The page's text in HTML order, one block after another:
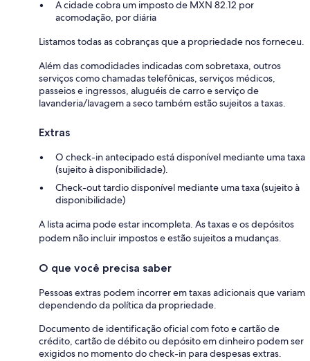
A cidade cobra um imposto de MXN 82.12 por
acomodação, por diária
Listamos todas as cobranças que a propriedade nos forneceu.
Além das comodidades indicadas com sobretaxa, outros
serviços como chamadas telefônicas, serviços médicos,
passeios e ingressos, aluguéis de carro e serviço de
lavanderia/lavagem a seco também estão sujeitos a taxas.
Extras
O check-in antecipado está disponível mediante uma taxa
(sujeito à disponibilidade).
Check-out tardio disponível mediante uma taxa (sujeito à
disponibilidade)
A lista acima pode estar incompleta. As taxas e os depósitos
podem não incluir impostos e estão sujeitos a mudanças.
O que você precisa saber
Pessoas extras podem incorrer em taxas adicionais que variam
dependendo da política da propriedade.
Documento de identificação oficial com foto e cartão de
crédito, cartão de débito ou depósito em dinheiro podem ser
exigidos no momento do check-in para despesas extras.